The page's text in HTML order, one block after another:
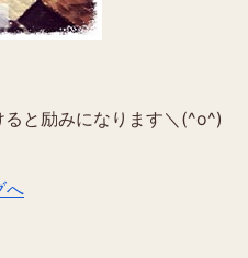
と励みになります＼(^o^)